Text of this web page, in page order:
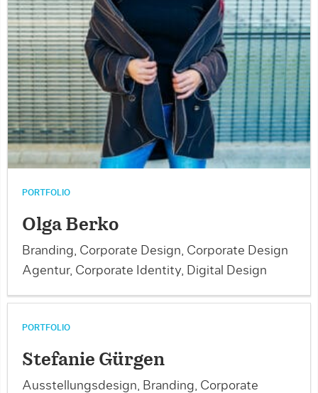
PORTFOLIO
Olga Berko
Branding, Corporate Design, Corporate Design
Agentur, Corporate Identity, Digital Design
PORTFOLIO
Stefanie Gürgen
Ausstellungsdesign, Branding, Corporate